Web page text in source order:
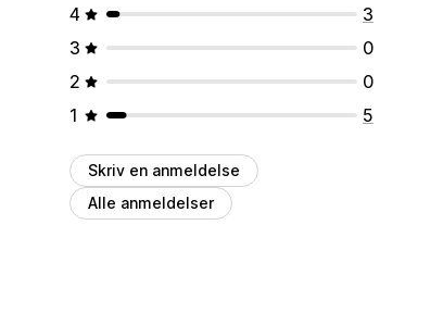
4
3
3
0
2
0
1
5
Skriv en anmeldelse
Alle anmeldelser